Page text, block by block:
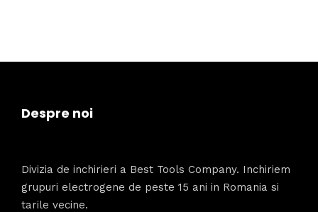
Despre noi
Divizia de inchirieri a Best Tools Company. Inchiriem
grupuri electrogene de peste 15 ani in Romania si
tarile vecine.